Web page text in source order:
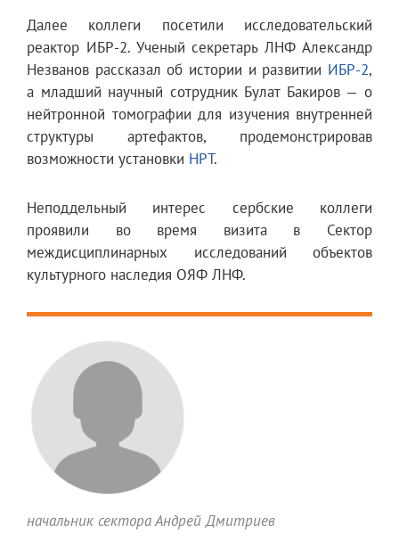
Далее коллеги посетили исследовательский
реактор ИБР-2. Ученый секретарь ЛНФ Александр
Незванов рассказал об истории и развитии ИБР-2,
а младший научный сотрудник Булат Бакиров — о
нейтронной томографии для изучения внутренней
структуры артефактов, продемонстрировав
возможности установки НРТ.
Неподдельный интерес сербские коллеги
проявили во время визита в Сектор
междисциплинарных исследований объектов
культурного наследия ОЯФ ЛНФ.
начальник сектора Андрей Дмитриев